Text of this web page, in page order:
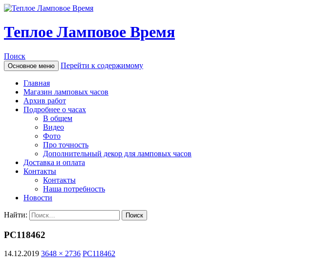
Теплое Ламповое Время
Поиск
Основное меню Перейти к содержимому
Главная
Магазин ламповых часов
Архив работ
Подробнее о часах
В общем
Видео
Фото
Про точность
Дополнительный декор для ламповых часов
Доставка и оплата
Контакты
Контакты
Наша потребность
Новости
Найти:
PC118462
14.12.2019 3648 × 2736 PC118462